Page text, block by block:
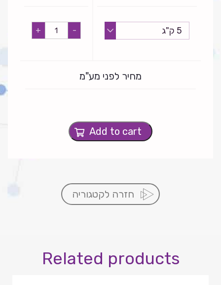
- סאבודרם
G20
+
מחיר לפני מע"מ
Add to cart
חזרה לקטגוריה
Related products